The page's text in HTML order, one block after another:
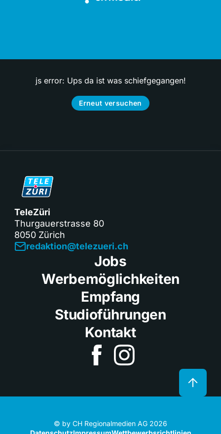
js error: Ups da ist was schiefgegangen!
Erneut versuchen
TeleZüri
Thurgauerstrasse 80
8050 Zürich
redaktion@telezueri.ch
Jobs
Werbemöglichkeiten
Empfang
Studioführungen
Kontakt
© by CH Regionalmedien AG 2026